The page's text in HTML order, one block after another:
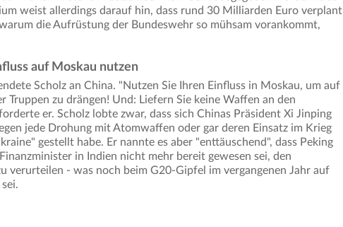
weist allerdings darauf hin, dass rund 30 Milliarden Euro verplant
die Aufrüstung der Bundeswehr so mühsam vorankommt,
auf Moskau nutzen
Scholz an China. "Nutzen Sie Ihren Einfluss in Moskau, um auf
Truppen zu drängen! Und: Liefern Sie keine Waffen an den
er. Scholz lobte zwar, dass sich Chinas Präsident Xi Jinping
jede Drohung mit Atomwaffen oder gar deren Einsatz im Krieg
gestellt habe. Er nannte es aber "enttäuschend", dass Peking
in Indien nicht mehr bereit gewesen sei, den
verurteilen - was noch beim G20-Gipfel im vergangenen Jahr auf